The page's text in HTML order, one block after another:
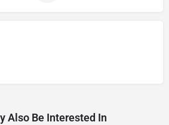
Also Be Interested In